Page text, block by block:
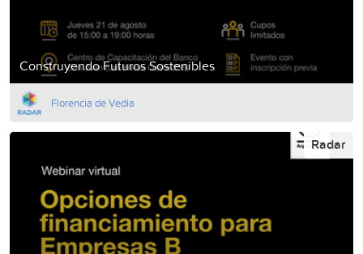
Construyendo Futuros Sostenibles
Florencia de Vedia
Radar